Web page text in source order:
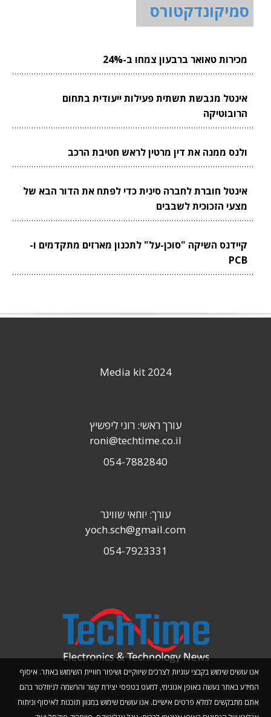
סמיקונדקטורס
מכירות טאואר ברבעון צמחו ב-24%
אינטל מגבשת תשתית פעילות ייעודית בתחום
הרובוטיקה
ולנס ממנה את דין מרטין לראש חטיבת הרכב
אינטל חוברת לחברה סינית כדי לפתח את הדור הבא של
מצעי הזכוכית לשבבים
קיידנס השיקה "סוכן-על" לתכנון מארזים מתקדמים ו-
PCB
אנו עושים שימוש בקבצי עוגיות לצרכים שיווקיים ושיפור חוויית השימוש באתר. איסוף
המידע באתר נעשה באופן אנונימי, למעט בטפסי יצירת קשר והרשמה לניוזלטר בהם
אתם מתבקשים למלא פרטים אישיים. אנו עושים שימוש במגוון תוכנות לאיסוף וניתוח
Media kit 2024
עורך ראשי: רוני ליפשיץ
roni@techtime.co.il
054-7882840
עורך: יוחאי שוויגר
yoch.sch@gmail.com
054-7923331